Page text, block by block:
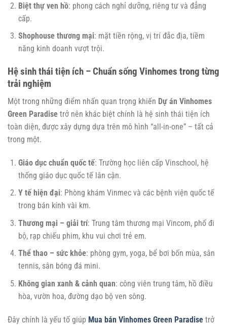
Biệt thự ven hồ: phong cách nghỉ dưỡng, riêng tư và đẳng
cấp.
Shophouse thương mại: mặt tiền rộng, vị trí đắc địa, tiềm
năng kinh doanh vượt trội.
Hệ sinh thái tiện ích – Chuẩn sống Vinhomes trong từng
trải nghiệm
Một trong những điểm nhấn quan trọng khiến Dự án Vinhomes
Green Paradise trở nên khác biệt chính là hệ sinh thái tiện ích
toàn diện, được xây dựng dựa trên mô hình “all-in-one” – tất cả
trong một.
Giáo dục chuẩn quốc tế: Trường học liên cấp Vinschool, hệ
thống giáo dục quốc tế lân cận.
Y tế hiện đại: Phòng khám Vinmec và các bệnh viện quốc tế
trong bán kính vài km.
Thương mại – giải trí: Trung tâm thương mại Vincom, phố đi
bộ, rạp chiếu phim, khu vui chơi trẻ em.
Thể thao – sức khỏe: phòng gym, yoga, bể bơi bốn mùa, sân
tennis, sân bóng đá mini.
Không gian xanh & cảnh quan: công viên trung tâm, hồ điều
hòa, vườn hoa, đường dạo bộ ven sông.
Đây chính là yếu tố giúp Mua bán Vinhomes Green Paradise trở